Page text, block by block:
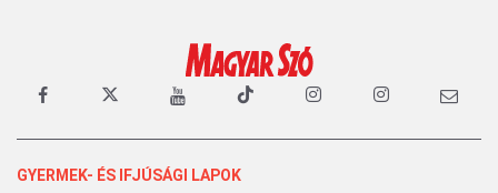
GYERMEK- ÉS IFJÚSÁGI LAPOK